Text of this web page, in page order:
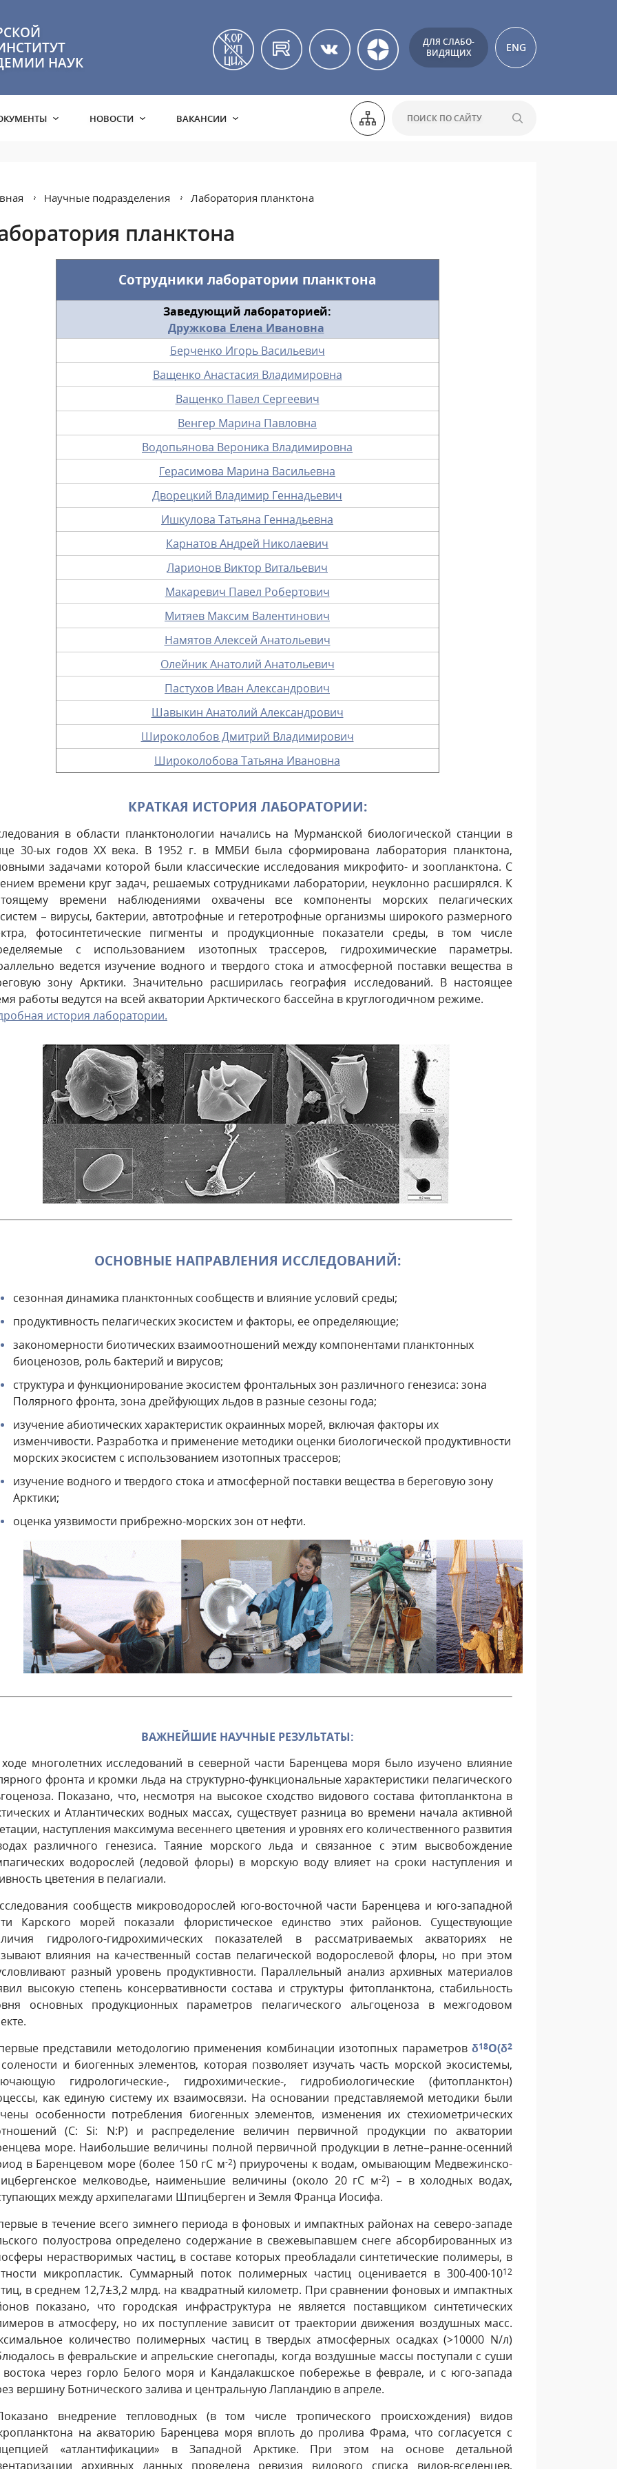
НАУК
ДЛЯ СЛАБО-
ВИДЯЩИХ
ENG
НОВОСТИ ВАКАНСИИ
Научные подразделения Лаборатория планктона
планктона
Сотрудники лаборатории планктона
Заведующий лабораторией:
Дружкова Елена Ивановна
Берченко Игорь Васильевич
Ващенко Анастасия Владимировна
Ващенко Павел Сергеевич
Венгер Марина Павловна
Водопьянова Вероника Владимировна
Герасимова Марина Васильевна
Дворецкий Владимир Геннадьевич
Ишкулова Татьяна Геннадьевна
Карнатов Андрей Николаевич
Ларионов Виктор Витальевич
Макаревич Павел Робертович
Митяев Максим Валентинович
Намятов Алексей Анатольевич
Олейник Анатолий Анатольевич
Пастухов Иван Александрович
Шавыкин Анатолий Александрович
Широколобов Дмитрий Владимирович
Широколобова Татьяна Ивановна
КРАТКАЯ ИСТОРИЯ ЛАБОРАТОРИИ:
в области планктонологии начались на Мурманской биологической станции в
30-ых годов ХХ века. В 1952 г. в ММБИ была сформирована лаборатория планктона,
задачами которой были классические исследования микрофито- и зоопланктона. С
времени круг задач, решаемых сотрудниками лаборатории, неуклонно расширялся. К
времени наблюдениями охвачены все компоненты морских пелагических
– вирусы, бактерии, автотрофные и гетеротрофные организмы широкого размерного
фотосинтетические пигменты и продукционные показатели среды, в том числе
с использованием изотопных трассеров, гидрохимические параметры.
ведется изучение водного и твердого стока и атмосферной поставки вещества в
зону Арктики. Значительно расширилась география исследований. В настоящее
работы ведутся на всей акватории Арктического бассейна в круглогодичном режиме.
история лаборатории.
ОСНОВНЫЕ НАПРАВЛЕНИЯ ИССЛЕДОВАНИЙ:
сезонная динамика планктонных сообществ и влияние условий среды;
продуктивность пелагических экосистем и факторы, ее определяющие;
закономерности биотических взаимоотношений между компонентами планктонных
биоценозов, роль бактерий и вирусов;
структура и функционирование экосистем фронтальных зон различного генезиса: зона
Полярного фронта, зона дрейфующих льдов в разные сезоны года;
изучение абиотических характеристик окраинных морей, включая факторы их
изменчивости. Разработка и применение методики оценки биологической продуктивности
морских экосистем с использованием изотопных трассеров;
изучение водного и твердого стока и атмосферной поставки вещества в береговую зону
Арктики;
оценка уязвимости прибрежно-морских зон от нефти.
ВАЖНЕЙШИЕ НАУЧНЫЕ РЕЗУЛЬТАТЫ:
многолетних исследований в северной части Баренцева моря было изучено влияние
фронта и кромки льда на структурно-функциональные характеристики пелагического
Показано, что, несмотря на высокое сходство видового состава фитопланктона в
и Атлантических водных массах, существует разница во времени начала активной
наступления максимума весеннего цветения и уровнях его количественного развития
различного генезиса. Таяние морского льда и связанное с этим высвобождение
водорослей (ледовой флоры) в морскую воду влияет на сроки наступления и
цветения в пелагиали.
сообществ микроводорослей юго-восточной части Баренцева и юго-западной
Карского морей показали флористическое единство этих районов. Существующие
гидролого-гидрохимических показателей в рассматриваемых акваториях не
влияния на качественный состав пелагической водорослевой флоры, но при этом
разный уровень продуктивности. Параллельный анализ архивных материалов
высокую степень консервативности состава и структуры фитопланктона, стабильность
основных продукционных параметров пелагического альгоценоза в межгодовом
представили методологию применения комбинации изотопных параметров δ18О(δ2
и биогенных элементов, которая позволяет изучать часть морской экосистемы,
гидрологические-, гидрохимические-, гидробиологические (фитопланктон)
как единую систему их взаимосвязи. На основании представляемой методики были
особенности потребления биогенных элементов, изменения их стехиометрических
(C: Si: N:P) и распределение величин первичной продукции по акватории
море. Наибольшие величины полной первичной продукции в летне–ранне-осенний
в Баренцевом море (более 150 гС м-2) приурочены к водам, омывающим Медвежинско-
мелководье, наименьшие величины (около 20 гС м-2) – в холодных водах,
между архипелагами Шпицберген и Земля Франца Иосифа.
в течение всего зимнего периода в фоновых и импактных районах на северо-западе
полуострова определено содержание в свежевыпавшем снеге абсорбированных из
нерастворимых частиц, в составе которых преобладали синтетические полимеры, в
микропластик. Суммарный поток полимерных частиц оценивается в 300-400∙1012
в среднем 12,7±3,2 млрд. на квадратный километр. При сравнении фоновых и импактных
показано, что городская инфраструктура не является поставщиком синтетических
в атмосферу, но их поступление зависит от траектории движения воздушных масс.
количество полимерных частиц в твердых атмосферных осадках (>10000 N/л)
в февральские и апрельские снегопады, когда воздушные массы поступали с суши
через горло Белого моря и Кандалакшское побережье в феврале, и с юго-запада
вершину Ботнического залива и центральную Лапландию в апреле.
внедрение тепловодных (в том числе тропического происхождения) видов
на акваторию Баренцева моря вплоть до пролива Фрама, что согласуется с
«атлантификации» в Западной Арктике. При этом на основе детальной
архивных данных проведена ревизия видового списка видов-вселенцев,